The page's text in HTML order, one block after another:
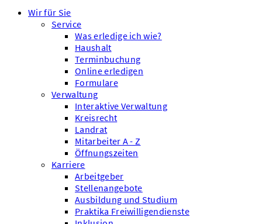
Wir für Sie
Service
Was erledige ich wie?
Haushalt
Terminbuchung
Online erledigen
Formulare
Verwaltung
Interaktive Verwaltung
Kreisrecht
Landrat
Mitarbeiter A - Z
Öffnungszeiten
Karriere
Arbeitgeber
Stellenangebote
Ausbildung und Studium
Praktika Freiwilligendienste